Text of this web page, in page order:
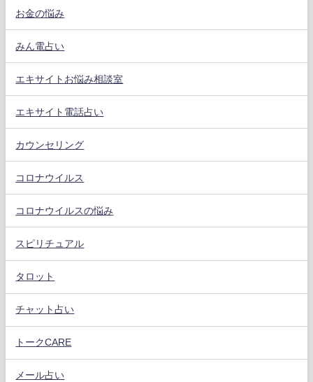
お金の悩み
みん電占い
エキサイトお悩み相談室
エキサイト電話占い
カウンセリング
コロナウイルス
コロナウイルスの悩み
スピリチュアル
タロット
チャット占い
トークCARE
メール占い